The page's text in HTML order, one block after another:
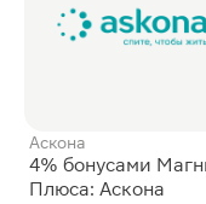
Аскона
4% бонусами
Плюса: Аскона